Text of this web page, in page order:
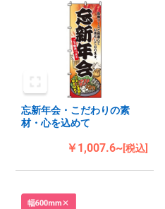
忘新年会・こだわりの素
材・心を込めて
￥1,007.6~[税込]